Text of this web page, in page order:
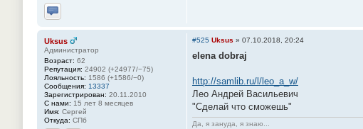
Отправить личное сообщение
Uksus
Администратор
Возраст: 62
Репутация: 24902 (+24977/−75)
Лояльность: 1586 (+1586/−0)
Сообщения: 13337
Зарегистрирован: 20.11.2010
С нами: 15 лет 8 месяцев
Имя: Сергей
Откуда: СПб
#525 Uksus » 07.10.2018, 20:24
elena dobraj
http://samlib.ru/l/leo_a_w/
Лео Андрей Васильевич
"Сделай что сможешь"
Да, я зануда, я знаю...